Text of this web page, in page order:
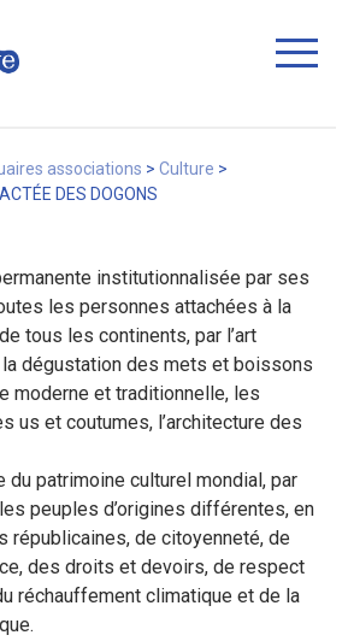
associations
Gen’
associations > Culture >
DES DOGONS
institutionnalisée par ses
les personnes attachées à la
tous les continents, par l’art
dégustation des mets et boissons
moderne et traditionnelle, les
us et coutumes, l’architecture des
du patrimoine culturel mondial, par
peuples d’origines différentes, en
républicaines, de citoyenneté, de
des droits et devoirs, de respect
réchauffement climatique et de la